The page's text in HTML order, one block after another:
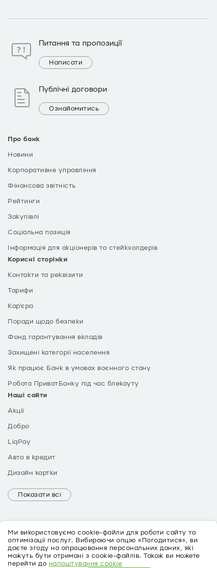
Ми використовуємо cookie-файли для роботи сайту та
оптимізації послуг. Вибираючи опцію «Погодитися», ви
даєте згоду на опрацювання персональних даних, які
можуть бути отримані з cookie-файлів. Також ви можете
перейти до налаштування cookie
Про банк
Новини
Корпоративне управління
Фінансова звітність
Рейтинги
Закупівлі
Соціальна позиція
Інформація для акціонерів та стейкхолдерів
Корисні сторінки
Контакти та реквізити
Тарифи
Кар’єра
Поради щодо безпеки
Фонд гарантування вкладів
Захищені категорії населення
Як працює Банк в умовах воєнного стану
Робота ПриватБанку під час блекауту
Наші сайти
Акції
Добро
LiqPay
Авто в кредит
Дизайн картки
Показати всі
Питання та пропозиції
Написати
Публічні договори
Ознайомитись
EN